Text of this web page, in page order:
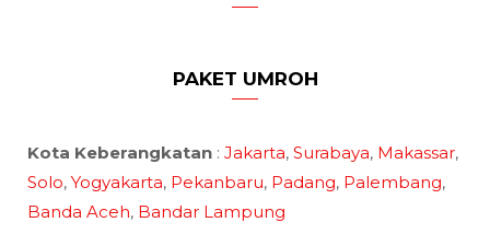
PAKET UMROH
Kota Keberangkatan : Jakarta, Surabaya, Makassar,
Solo, Yogyakarta, Pekanbaru, Padang, Palembang,
Banda Aceh, Bandar Lampung